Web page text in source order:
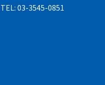
TEL: 03-3545-0851